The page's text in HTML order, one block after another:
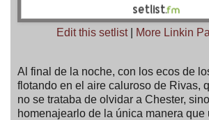
Edit this setlist| More Linkin
Al final de la noche, con los ecos de
flotando en el aire caluroso de Rivas,
no se trataba de olvidar a Chester,
homenajearlo de la única manera que